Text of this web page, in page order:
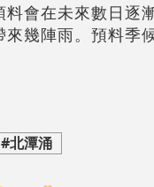
會在未來數日逐
幾陣雨。預料季
#北潭涌